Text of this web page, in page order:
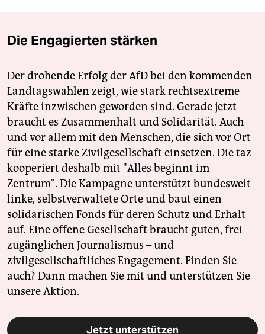
Die Engagierten stärken
Der drohende Erfolg der AfD bei den kommenden
Landtagswahlen zeigt, wie stark rechtsextreme
Kräfte inzwischen geworden sind. Gerade jetzt
braucht es Zusammenhalt und Solidarität. Auch
und vor allem mit den Menschen, die sich vor Ort
für eine starke Zivilgesellschaft einsetzen. Die taz
kooperiert deshalb mit "Alles beginnt im
Zentrum". Die Kampagne unterstützt bundesweit
linke, selbstverwaltete Orte und baut einen
solidarischen Fonds für deren Schutz und Erhalt
auf. Eine offene Gesellschaft braucht guten, frei
zugänglichen Journalismus – und
zivilgesellschaftliches Engagement. Finden Sie
auch? Dann machen Sie mit und unterstützen Sie
unsere Aktion.
Jetzt unterstützen